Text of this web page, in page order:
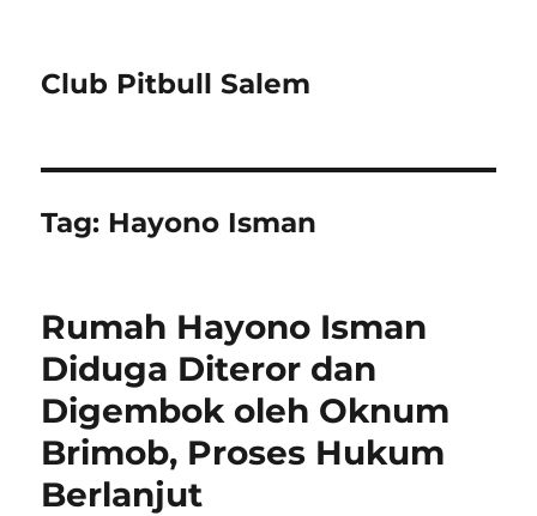
Club Pitbull Salem
Tag: Hayono Isman
Rumah Hayono Isman
Diduga Diteror dan
Digembok oleh Oknum
Brimob, Proses Hukum
Berlanjut